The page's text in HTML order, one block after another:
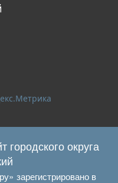
округа
зарегистрировано в